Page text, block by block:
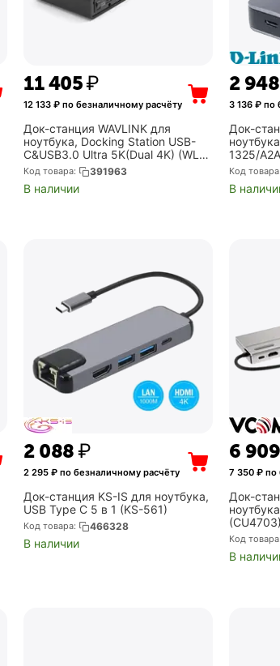
11 405₽
12 133 ₽ по безналичному расчёту
Док-станция WAVLINK для
ноутбука, Docking Station USB-
C&USB3.0 Ultra 5K(Dual 4K) (WL-
UG69DK1)
Код товара: 391963
В наличии
2 948
3 136₽ по
Док-
1325/
Код товара:
В
2 088₽
2 295 ₽ по безналичному расчёту
Док-станция KS-IS для ноутбука,
USB Type C 5 в 1 (KS-561)
Код товара: 466328
В наличии
6 909
7 350₽ по
Док-
(CU4703)
Код товара:
В